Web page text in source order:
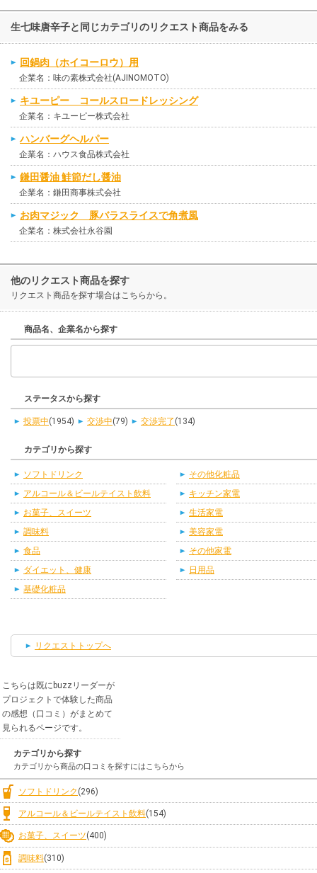
生七味唐辛子と同じカテゴリのリクエスト商品をみる
回鍋肉（ホイコーロウ）用
企業名：味の素株式会社(AJINOMOTO)
キユーピー コールスロードレッシング
企業名：キユーピー株式会社
ハンバーグヘルパー
企業名：ハウス食品株式会社
鎌田醤油 鮭節だし醤油
企業名：鎌田商事株式会社
お肉マジック 豚バラスライスで角煮風
企業名：株式会社永谷園
他のリクエスト商品を探す
リクエスト商品を探す場合はこちらから。
商品名、企業名から探す
ステータスから探す
投票中(1954) 交渉中(79) 交渉完了 (134)
カテゴリから探す
ソフトドリンク
アルコール＆ビールテイスト飲料
お菓子、スイーツ
調味料
食品
ダイエット、健康
基礎化粧品
その他化粧品
キッチン家電
生活家電
美容家電
その他家電
日用品
リクエストトップへ
こちらは既にbuzzリーダーが
プロジェクトで体験した商品
の感想（口コミ）がまとめて
見られるページです。
カテゴリから探す
カテゴリから商品の口コミを探すにはこちらから
ソフトドリンク (296)
アルコール＆ビールテイスト飲料(154)
お菓子、スイーツ(400)
調味料(310)